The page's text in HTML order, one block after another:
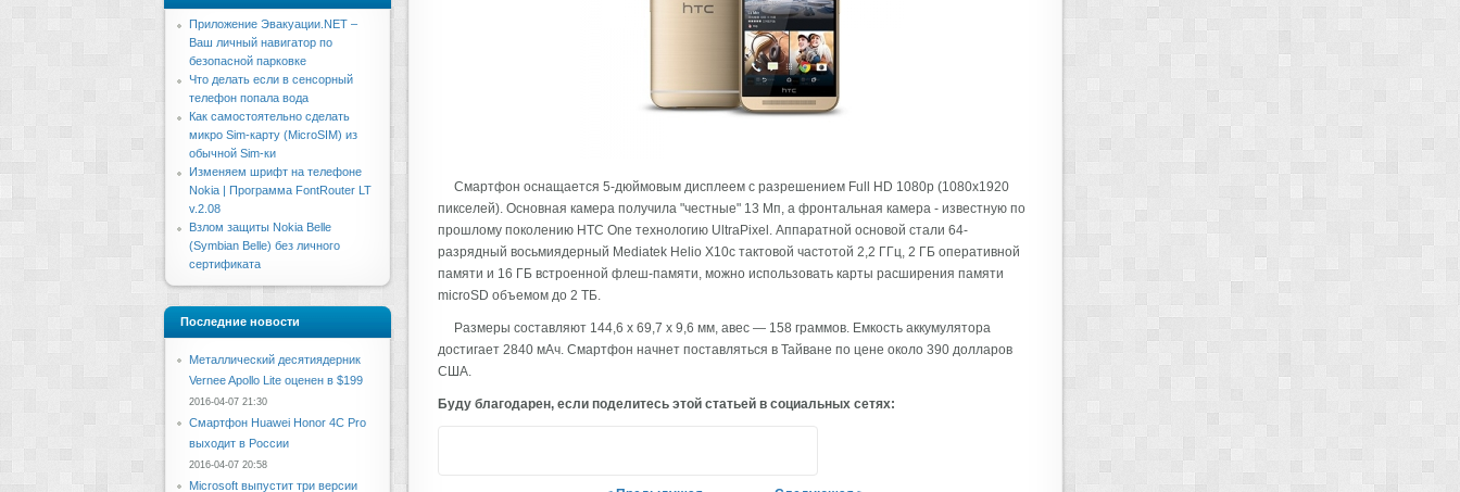
Смартфон оснащается 5-дюймовым дисплеем с разрешением Full HD 1080p (1080x1920
пикселей). Основная камера получила "честные" 13 Мп, а фронтальная камера - известную по
прошлому поколению HTC One технологию UltraPixel. Аппаратной основой стали 64-
разрядный восьмиядерный Mediatek Helio X10с тактовой частотой 2,2 ГГц, 2 ГБ оперативной
памяти и 16 ГБ встроенной флеш-памяти, можно использовать карты расширения памяти
microSD объемом до 2 ТБ.
Размеры составляют 144,6 x 69,7 x 9,6 мм, авес — 158 граммов. Емкость аккумулятора
достигает 2840 мАч. Смартфон начнет поставляться в Тайване по цене около 390 долларов
США.
Буду благодарен, если поделитесь этой статьей в социальных сетях:
Приложение Эвакуации.NET –
Ваш личный навигатор по
безопасной парковке
Что делать если в сенсорный
телефон попала вода
Как самостоятельно сделать
микро Sim-карту (MicroSIM) из
обычной Sim-ки
Изменяем шрифт на телефоне
Nokia | Программа FontRouter LT
v.2.08
Взлом защиты Nokia Belle
(Symbian Belle) без личного
сертификата
Последние новости
Металлический десятиядерник
Vernee Apollo Lite оценен в $199
2016-04-07 21:30
Смартфон Huawei Honor 4C Pro
выходит в России
2016-04-07 20:58
Microsoft выпустит три версии